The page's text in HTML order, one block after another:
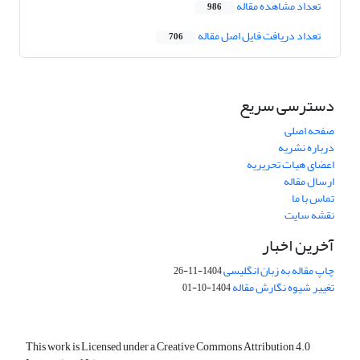
تعداد مشاهده مقاله 986
تعداد دریافت فایل اصل مقاله 706
دسترسی سریع
صفحه اصلی
درباره نشریه
اعضای هیات تحریریه
ارسال مقاله
تماس با ما
نقشه سایت
آخرین اخبار
چاپ مقاله به زبان انگلیسی1404-11-26
تغییر شیوه نگارش مقاله1404-10-01
This work is Licensed under a Creative Commons Attribution 4.0